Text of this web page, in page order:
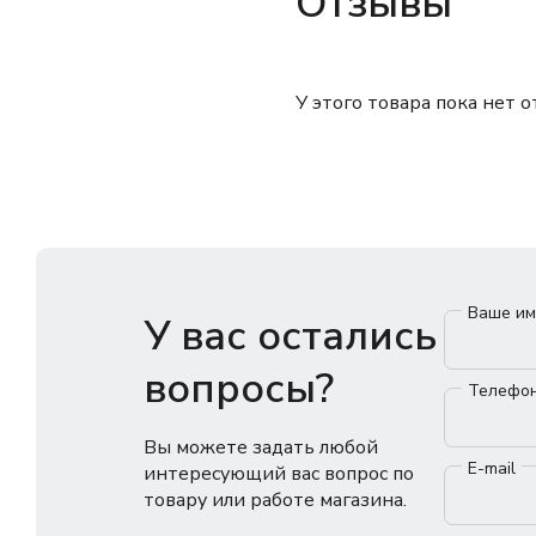
У этого товара пока нет
У вас остались
вопросы?
Вы можете задать любой
интересующий вас вопрос по
товару или работе магазина.
Ваше
E-mail